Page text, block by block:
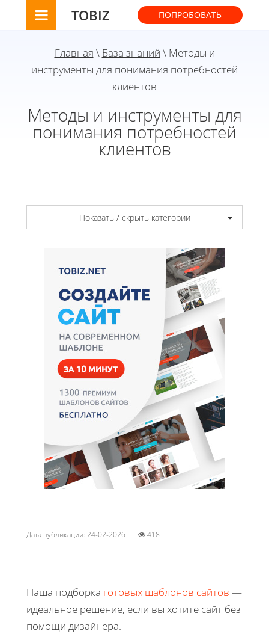
TOBIZ ПОПРОБОВАТЬ
Главная \ База знаний \ Методы и
инструменты для понимания потребностей
клиентов
Методы и инструменты для
понимания потребностей
клиентов
Показать / скрыть категории
Дата публикации: 24-02-2026 418
Наша подборка готовых шаблонов сайтов —
идеальное решение, если вы хотите сайт без
помощи дизайнера.